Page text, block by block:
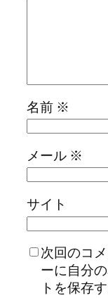
名前 ※
メール ※
サイト
次回のコ
ーに自分
トを保存す